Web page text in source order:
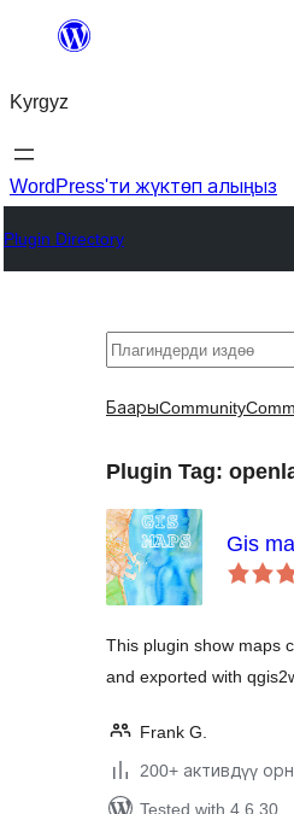
Мазмунга
Kyrgyz
WordPress'ти жүктөп алыңыз
Plugin Directory
Издөө
БаарыCommunity
Plugin Tag:
Gis
This plugin show maps
and exported with
Frank G.
200+ активдүү
Tested with 4.6.30